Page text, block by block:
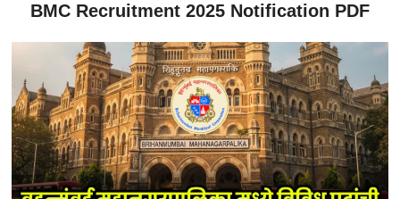
BMC Recruitment 2025 Notification PDF